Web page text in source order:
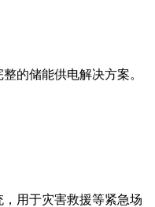
的储能供电解决方案。
用于灾害救援等紧急场